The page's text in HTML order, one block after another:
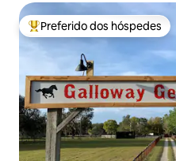
Entre os melhores preferidos
Preferido dos hóspedes